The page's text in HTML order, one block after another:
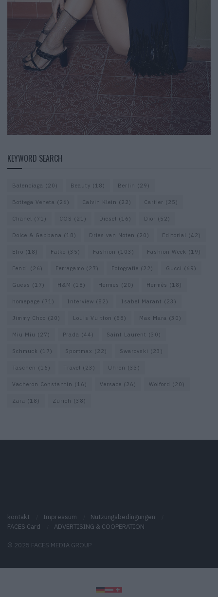
KEYWORD SEARCH
Balenciaga (20) Beauty (18) Berlin (29)
Bottega Veneta (26) Calvin Klein (22) Cartier (25)
Chanel (71) COS (21) Diesel (16) Dior (52)
Dolce & Gabbana (18) Dries van Noten (20) Editorial (42)
Etro (18) Falke (35) Fashion (103) Fashion Week (19)
Fendi (26) Ferragamo (27) Fotografie (22) Gucci (69)
Guess (17) H&M (18) Hermes (20) Hermès (18)
homepage (71) Interview (82) Isabel Marant (23)
Jimmy Choo (20) Louis Vuitton (58) Max Mara (30)
Miu Miu (27) Prada (44) Saint Laurent (30)
Schmuck (17) Sportmax (22) Swarovski (23)
Taschen (16) Travel (23) Uhren (33)
Vacheron Constantin (16) Versace (26) Wolford (20)
Zara (18) Zürich (38)
kontakt Impressum
Nutzungsbedingungen
FACES Card
ADVERTISING & COOPERATION
© 2025 FACES MEDIA GROUP